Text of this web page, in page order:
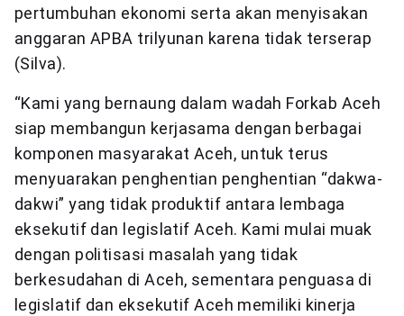
pertumbuhan ekonomi serta akan menyisakan
anggaran APBA trilyunan karena tidak terserap
(Silva).
“Kami yang bernaung dalam wadah Forkab Aceh
siap membangun kerjasama dengan berbagai
komponen masyarakat Aceh, untuk terus
menyuarakan penghentian penghentian “dakwa-
dakwi” yang tidak produktif antara lembaga
eksekutif dan legislatif Aceh. Kami mulai muak
dengan politisasi masalah yang tidak
berkesudahan di Aceh, sementara penguasa di
legislatif dan eksekutif Aceh memiliki kinerja